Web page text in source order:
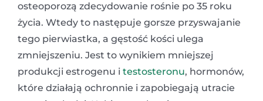
osteoporozą zdecydowanie rośnie po 35 roku
życia. Wtedy to następuje gorsze przyswajanie
tego pierwiastka, a gęstość kości ulega
zmniejszeniu. Jest to wynikiem mniejszej
produkcji estrogenu i testosteronu, hormonów,
które działają ochronnie i zapobiegają utracie